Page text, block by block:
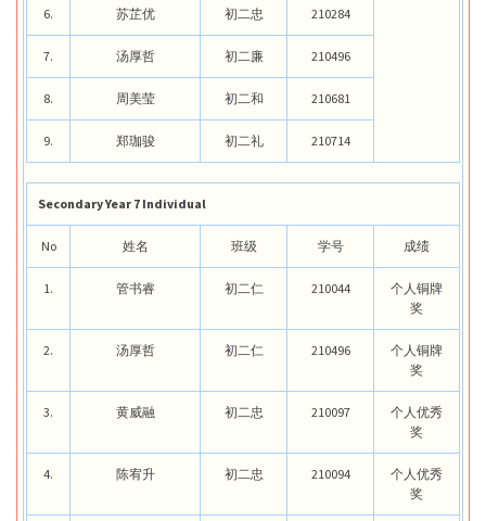
6. 苏芷优 初二忠 210284
7. 汤厚哲 初二廉 210496
8. 周美莹 初二和 210681
9. 郑珈骏 初二礼 210714
Secondary Year 7 Individual
No 姓名 班级 学号 成绩
1. 管书睿 初二仁 210044
个人铜牌
奖
2. 汤厚哲 初二仁 210496
个人铜牌
奖
3. 黄威融 初二忠 210097
个人优秀
奖
4. 陈宥升 初二忠 210094
个人优秀
奖